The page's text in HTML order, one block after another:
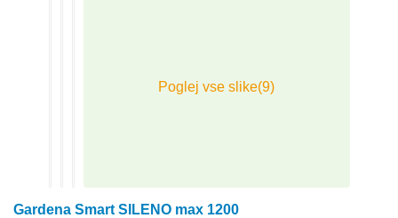
Gardena Smart SILENO max 1200